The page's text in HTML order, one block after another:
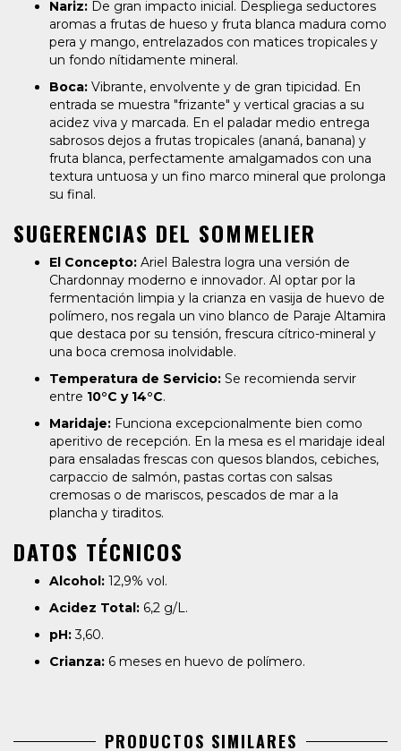
Nariz: De gran impacto inicial. Despliega seductores
aromas a frutas de hueso y fruta blanca madura como
pera y mango, entrelazados con matices tropicales y
un fondo nítidamente mineral.
Boca: Vibrante, envolvente y de gran tipicidad. En
entrada se muestra "frizante" y vertical gracias a su
acidez viva y marcada. En el paladar medio entrega
sabrosos dejos a frutas tropicales (ananá, banana) y
fruta blanca, perfectamente amalgamados con una
textura untuosa y un fino marco mineral que prolonga
su final.
SUGERENCIAS DEL SOMMELIER
El Concepto: Ariel Balestra logra una versión de
Chardonnay moderno e innovador. Al optar por la
fermentación limpia y la crianza en vasija de huevo de
polímero, nos regala un vino blanco de Paraje Altamira
que destaca por su tensión, frescura cítrico-mineral y
una boca cremosa inolvidable.
Temperatura de Servicio: Se recomienda servir
entre 10°C y 14°C.
Maridaje: Funciona excepcionalmente bien como
aperitivo de recepción. En la mesa es el maridaje ideal
para ensaladas frescas con quesos blandos, cebiches,
carpaccio de salmón, pastas cortas con salsas
cremosas o de mariscos, pescados de mar a la
plancha y tiraditos.
DATOS TÉCNICOS
Alcohol: 12,9% vol.
Acidez Total: 6,2 g/L.
pH:3,60.
Crianza: 6 meses en huevo de polímero.
PRODUCTOS SIMILARES